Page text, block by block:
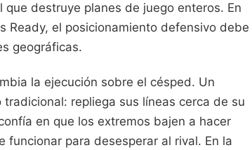
destruye planes de juego enteros. En
Ready, el posicionamiento defensivo debe
geográficas.
la ejecución sobre el césped. Un
repliega sus líneas cerca de su
en que los extremos bajen a hacer
para desesperar al rival. En la